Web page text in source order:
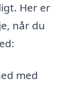
Her er
når du
med